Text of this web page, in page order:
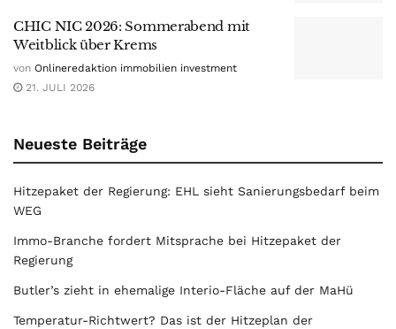
CHIC NIC 2026: Sommerabend mit
Weitblick über Krems
von Onlineredaktion immobilien investment
21. JULI 2026
Neueste Beiträge
Hitzepaket der Regierung: EHL sieht Sanierungsbedarf beim
WEG
Immo-Branche fordert Mitsprache bei Hitzepaket der
Regierung
Butler’s zieht in ehemalige Interio-Fläche auf der MaHü
Temperatur-Richtwert? Das ist der Hitzeplan der